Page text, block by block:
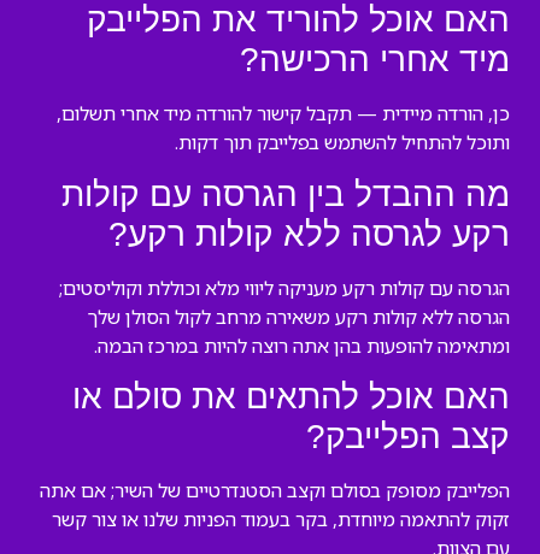
האם אוכל להוריד את הפלייבק
מיד אחרי הרכישה?
כן, הורדה מיידית — תקבל קישור להורדה מיד אחרי תשלום,
ותוכל להתחיל להשתמש בפלייבק תוך דקות.
מה ההבדל בין הגרסה עם קולות
רקע לגרסה ללא קולות רקע?
הגרסה עם קולות רקע מעניקה ליווי מלא וכוללת וקוליסטים;
הגרסה ללא קולות רקע משאירה מרחב לקול הסולן שלך
ומתאימה להופעות בהן אתה רוצה להיות במרכז הבמה.
האם אוכל להתאים את סולם או
קצב הפלייבק?
הפלייבק מסופק בסולם וקצב הסטנדרטיים של השיר; אם אתה
זקוק להתאמה מיוחדת, בקר בעמוד הפניות שלנו או צור קשר
עם הצוות.